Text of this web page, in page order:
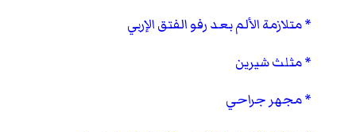
متلازمة الألم بعد رفو الفتق الإربي
مثلث شيرين
مجهر جراحي